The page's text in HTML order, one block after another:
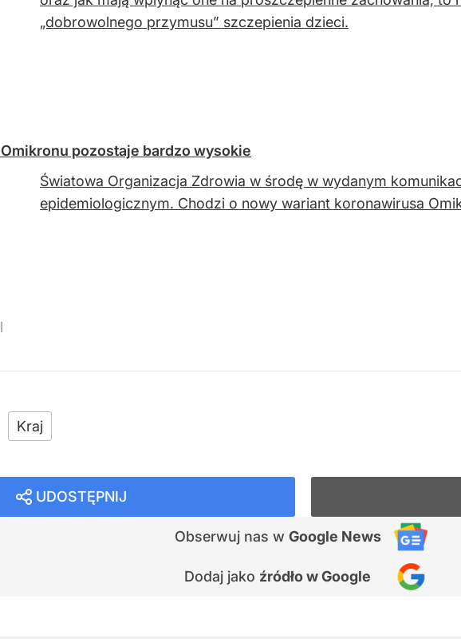
„dobrowolnego przymusu” szczepienia dzieci.
pozostaje bardzo wysokie
Światowa Organizacja Zdrowia w środę w wydanym
epidemiologicznym. Chodzi o nowy wariant koronawirusa
Kraj
UDOSTĘPNIJ
Obserwuj nas w Google News
Dodaj jako źródło w Google